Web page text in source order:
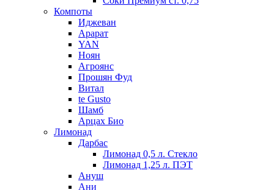
Компоты
Иджеван
Арарат
YAN
Ноян
Агроянс
Прошян Фуд
Витал
te Gusto
Шамб
Арцах Био
Лимонад
Дарбас
Лимонад 0,5 л. Стекло
Лимонад 1,25 л. ПЭТ
Ануш
Ани